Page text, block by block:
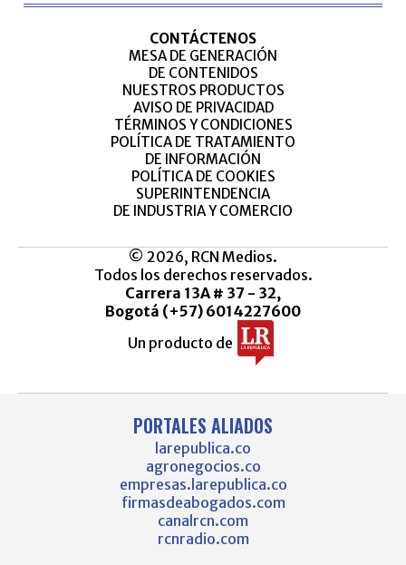
CONTÁCTENOS
MESA DE GENERACIÓN
DE CONTENIDOS
NUESTROS PRODUCTOS
AVISO DE PRIVACIDAD
TÉRMINOS Y CONDICIONES
POLÍTICA DE TRATAMIENTO
DE INFORMACIÓN
POLÍTICA DE COOKIES
SUPERINTENDENCIA
DE INDUSTRIA Y COMERCIO
© 2026, RCN Medios.
Todos los derechos reservados.
Carrera 13A # 37 - 32,
Bogotá (+57) 6014227600
Un producto de
PORTALES ALIADOS
larepublica.co
agronegocios.co
empresas.larepublica.co
firmasdeabogados.com
canalrcn.com
rcnradio.com